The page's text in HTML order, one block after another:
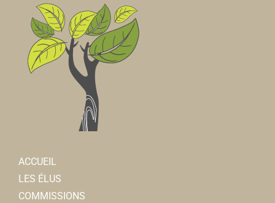
ACCUEIL
LES ÉLUS
COMMISSIONS